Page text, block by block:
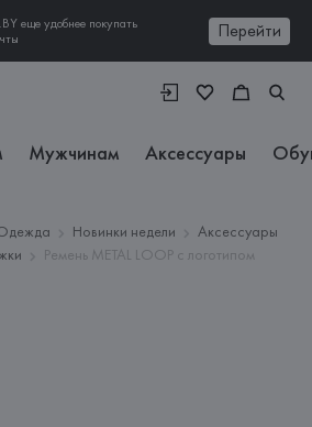
еще удобнее покупать
Перейти
Мужчинам Аксессуары
Новинки недели
Аксессуары
Ремень METAL LOOP с логотипом